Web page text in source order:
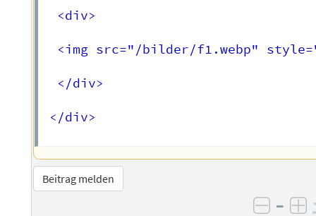
  <div>
<img src="/bilder/f1.webp"
  </div>
</div>
Beitrag melden
–